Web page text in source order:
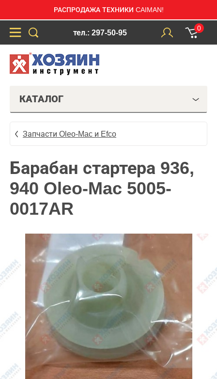
РАСПРОДАЖА ТЕХНИКИ CAIMAN!
тел.: 297-50-95
0
КАТАЛОГ
Запчасти Oleo-Mac и Efco
Барабан стартера 936,
940 Oleo-Mac 5005-
0017AR